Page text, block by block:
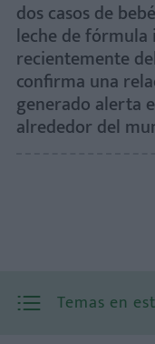
dos casos de
leche de
recientemente
confirma una
generado alerta
alrededor del
Temas en